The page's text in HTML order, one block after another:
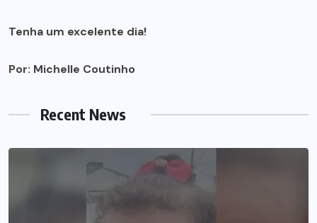
Tenha um excelente dia!
Por: Michelle Coutinho
Recent News